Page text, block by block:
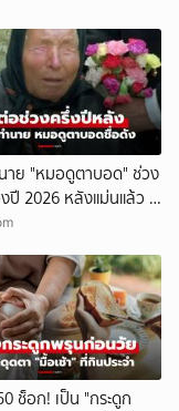
าย "หมอดูตาบอด" ช่วง
ปี 2026 หลังแม่นแล้ว 2
ช็อก! เป็น "กระดูก